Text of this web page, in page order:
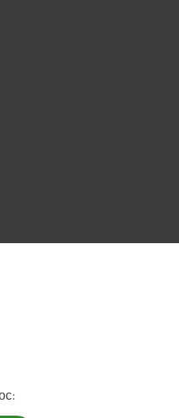
:Просто задайте вопрос